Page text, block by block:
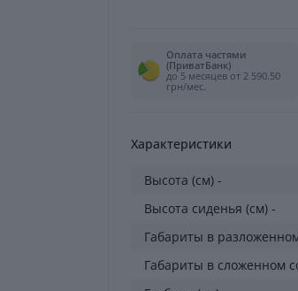
Оплата частями
(ПриватБанк)
до 5 месяцев от 2 590.50
грн/мес.
Характеристики
Высота (см) -
Высота сиденья (см) -
Габариты в
Габариты в сложенном